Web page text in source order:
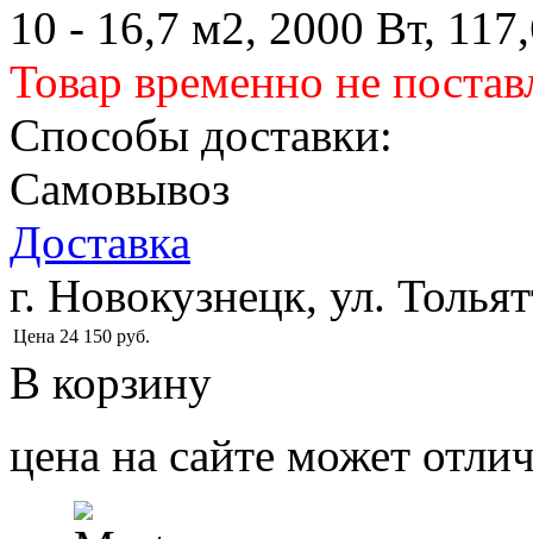
10 - 16,7 м2, 2000 Вт,
Товар временно не
Способы доставки:
Самовывоз
Доставка
г. Новокузнецк, ул.
Цена 24 150 руб.
В корзину
цена на сайте может